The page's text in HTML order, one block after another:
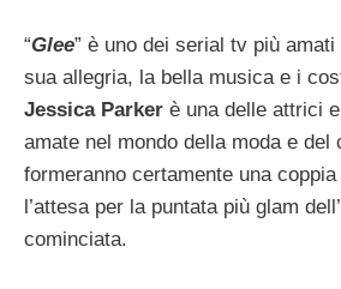
“Glee” è uno dei serial tv più
sua allegria, la bella musica e i
Jessica Parker è una delle attrici
amate nel mondo della moda e del
formeranno certamente una
l’attesa per la puntata più glam
cominciata.